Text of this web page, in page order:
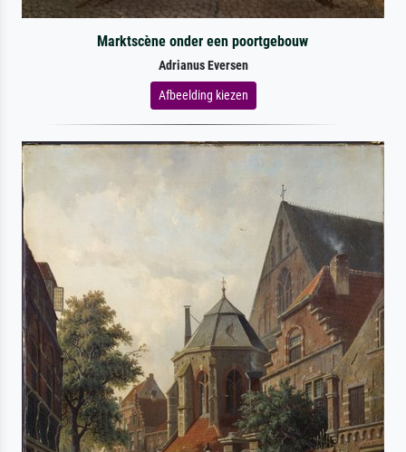
Marktscène onder een poortgebouw
Adrianus Eversen
Afbeelding kiezen